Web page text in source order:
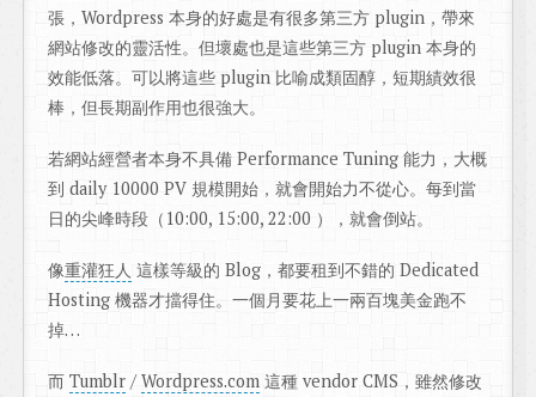
張，Wordpress 本身的好處是有很多第三方 plugin，帶來
網站修改的靈活性。但壞處也是這些第三方 plugin 本身的
效能低落。可以將這些 plugin 比喻成類固醇，短期績效很
棒，但長期副作用也很強大。
若網站經營者本身不具備 Performance Tuning 能力，大概
到 daily 10000 PV 規模開始，就會開始力不從心。每到當
日的尖峰時段（10:00, 15:00, 22:00 ），就會倒站。
像重灌狂人 這樣等級的 Blog，都要租到不錯的 Dedicated
Hosting 機器才擋得住。一個月要花上一兩百塊美金跑不
掉…
而 Tumblr /Wordpress.com 這種 vendor CMS，雖然修改